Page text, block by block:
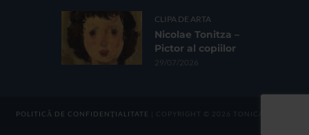
CLIPA DE ARTA
Nicolae Tonitza –
Pictor al copiilor
29/07/2026
POLITICĂ DE CONFIDENȚIALITATE | COPYRIGHT © 2026 TONICA GROUP